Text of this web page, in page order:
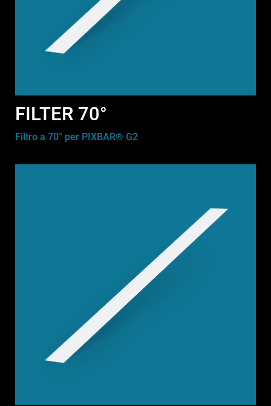
FILTER 70°
Filtro a 70° per PIXBAR® G2